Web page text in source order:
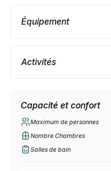
Équipement
Activités
Capacité et confort
Maximum de personnes
Nombre Chambres
Salles de bain